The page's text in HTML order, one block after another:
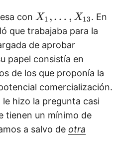
con X
_
1,
\
d
o
t
s,
X
_
X1 ,… , X13. En
que trabajaba para la
de aprobar
papel consistía en
de los que proponía la
comercialización.
hizo la pregunta casi
tienen un mínimo de
a salvo de otra